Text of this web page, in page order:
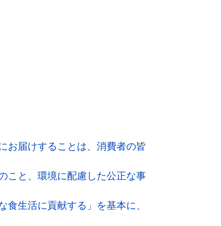
お届けすることは、消費者の皆
こと、環境に配慮した公正な事
生活に貢献する」を基本に、